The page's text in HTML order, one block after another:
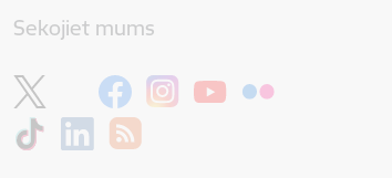
Sekojiet mums